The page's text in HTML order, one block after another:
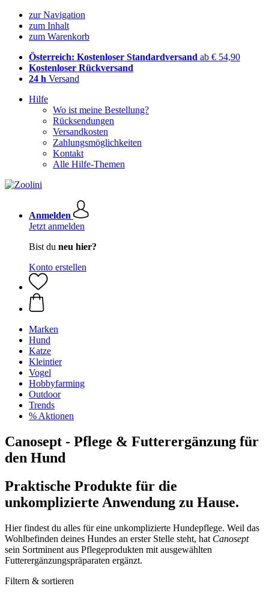
zur Navigation
zum Inhalt
zum Warenkorb
Österreich: Kostenloser Standardversand ab € 54,90
Kostenloser Rückversand
24 h Versand
Hilfe
Wo ist meine Bestellung?
Rücksendungen
Versandkosten
Zahlungsmöglichkeiten
Kontakt
Alle Hilfe-Themen
Anmelden
Jetzt anmelden
Bist du neu hier?
Konto erstellen
Marken
Hund
Katze
Kleintier
Vogel
Hobbyfarming
Outdoor
Trends
% Aktionen
Canosept - Pflege & Futterergänzung für
den Hund
Praktische Produkte für die
unkomplizierte Anwendung zu Hause.
Hier findest du alles für eine unkomplizierte Hundepflege. Weil das
Wohlbefinden deines Hundes an erster Stelle steht, hat Canosept
sein Sortminent aus Pflegeprodukten mit ausgewählten
Futterergänzungspräparaten ergänzt.
Filtern & sortieren